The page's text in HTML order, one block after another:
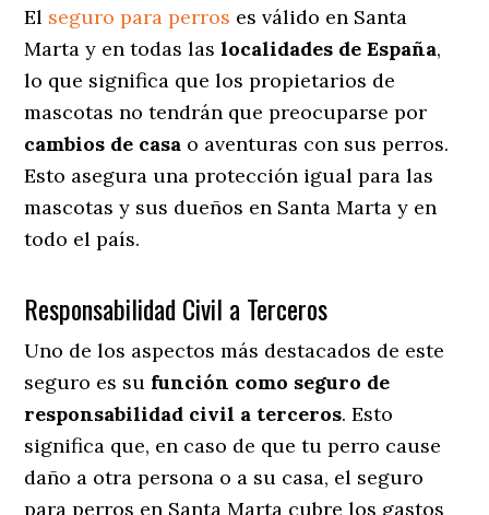
El seguro para perros es válido en Santa
Marta y en todas laslocalidades de España,
lo que significa que los propietarios de
mascotas no tendrán que preocuparse por
cambios de casa o aventuras con sus perros.
Esto asegura una protección igual para las
mascotas y sus dueños en Santa Marta y en
todo el país.
Responsabilidad Civil a Terceros
Uno de los aspectos más destacados de este
seguro es su función como seguro de
responsabilidad civil a terceros. Esto
significa que, en caso de que tu perro cause
daño a otra persona o a su casa, el seguro
para perros en Santa Marta cubre los gastos